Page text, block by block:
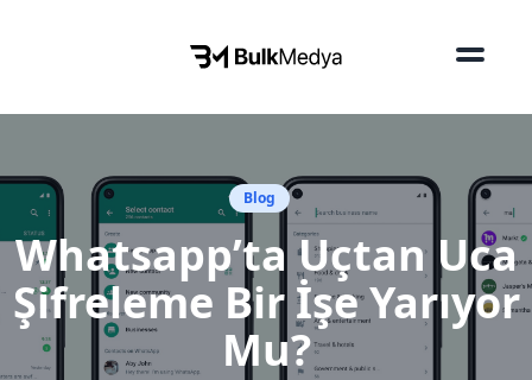
Blog
Whatsapp’ta Uçtan Uca
Şifreleme Bir İşe Yarıyor
Mu?